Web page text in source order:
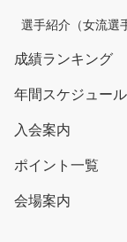
選手紹介（女流選
成績ランキング
年間スケジュール
入会案内
ポイント一覧
会場案内